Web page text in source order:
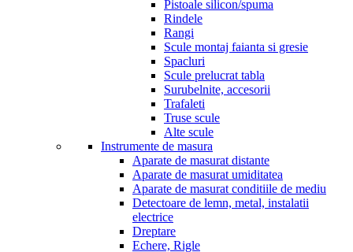
Pistoale silicon/spuma
Rindele
Rangi
Scule montaj faianta si gresie
Spacluri
Scule prelucrat tabla
Surubelnite, accesorii
Trafaleti
Truse scule
Alte scule
Instrumente de masura
Aparate de masurat distante
Aparate de masurat umiditatea
Aparate de masurat conditiile de mediu
Detectoare de lemn, metal, instalatii
electrice
Dreptare
Echere, Rigle